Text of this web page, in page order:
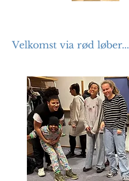
Velkomst via rød løber...